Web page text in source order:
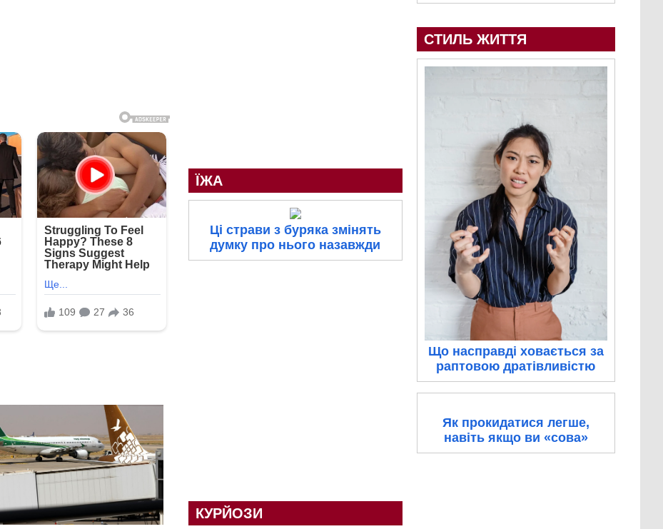
ЇЖА
Ці страви з буряка змінять
думку про нього назавжди
КУРЙОЗИ
СТИЛЬ ЖИТТЯ
Що насправді ховається за
раптовою дратівливістю
Як прокидатися легше,
навіть якщо ви «сова»